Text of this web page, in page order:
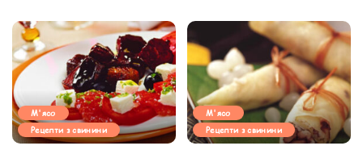
М'ясо
Рецепти з свинини
М'ясо
Рецепти з свинини